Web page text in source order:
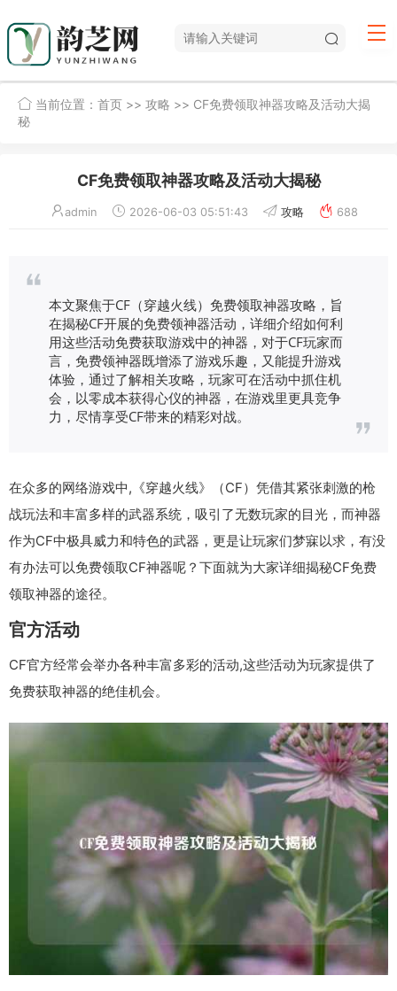
当前位置： 首页 >> 攻略 >> CF免费领取神器攻略及活动大揭
秘
CF免费领取神器攻略及活动大揭秘
admin 2026-06-03 05:51:43 攻略 688
本文聚焦于CF（穿越火线）免费领取神器攻略，旨
在揭秘CF开展的免费领神器活动，详细介绍如何利
用这些活动免费获取游戏中的神器，对于CF玩家而
言，免费领神器既增添了游戏乐趣，又能提升游戏
体验，通过了解相关攻略，玩家可在活动中抓住机
会，以零成本获得心仪的神器，在游戏里更具竞争
力，尽情享受CF带来的精彩对战。
在众多的网络游戏中,《穿越火线》（CF）凭借其紧张刺激的枪
战玩法和丰富多样的武器系统，吸引了无数玩家的目光，而神器
作为CF中极具威力和特色的武器，更是让玩家们梦寐以求，有没
有办法可以免费领取CF神器呢？下面就为大家详细揭秘CF免费
领取神器的途径。
官方活动
CF官方经常会举办各种丰富多彩的活动,这些活动为玩家提供了
免费获取神器的绝佳机会。